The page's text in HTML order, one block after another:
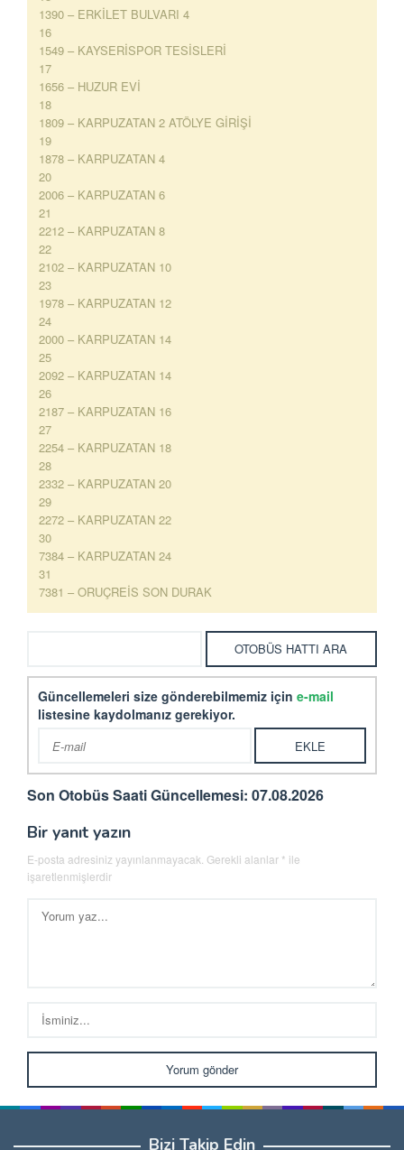
1390 – ERKİLET BULVARI 4
16
1549 – KAYSERİSPOR TESİSLERİ
17
1656 – HUZUR EVİ
18
1809 – KARPUZATAN 2 ATÖLYE GİRİŞİ
19
1878 – KARPUZATAN 4
20
2006 – KARPUZATAN 6
21
2212 – KARPUZATAN 8
22
2102 – KARPUZATAN 10
23
1978 – KARPUZATAN 12
24
2000 – KARPUZATAN 14
25
2092 – KARPUZATAN 14
26
2187 – KARPUZATAN 16
27
2254 – KARPUZATAN 18
28
2332 – KARPUZATAN 20
29
2272 – KARPUZATAN 22
30
7384 – KARPUZATAN 24
31
7381 – ORUÇREİS SON DURAK
Güncellemeleri size gönderebilmemiz için e-mail
listesine kaydolmanız gerekiyor.
Son Otobüs Saati Güncellemesi: 07.08.2026
Bir yanıt yazın
E-posta adresiniz yayınlanmayacak. Gerekli alanlar * ile
işaretlenmişlerdir
Bizi Takip Edin